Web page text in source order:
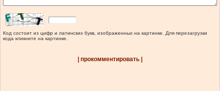
Код состоит из цифр и латинских букв, изображенных на картинке. Для перезагрузки
кода кликните на картинке.
| прокомментировать |